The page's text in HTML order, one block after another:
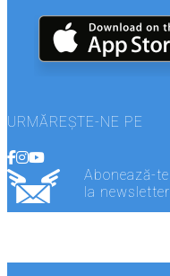
URMĂREȘTE-NE PE
Abonează-te
la newsletter